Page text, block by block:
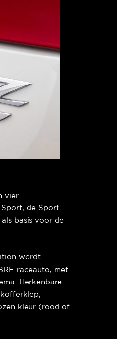
vier
Sport, de Sport
basis voor de
wordt
raceauto, met
Herkenbare
kleur (rood of